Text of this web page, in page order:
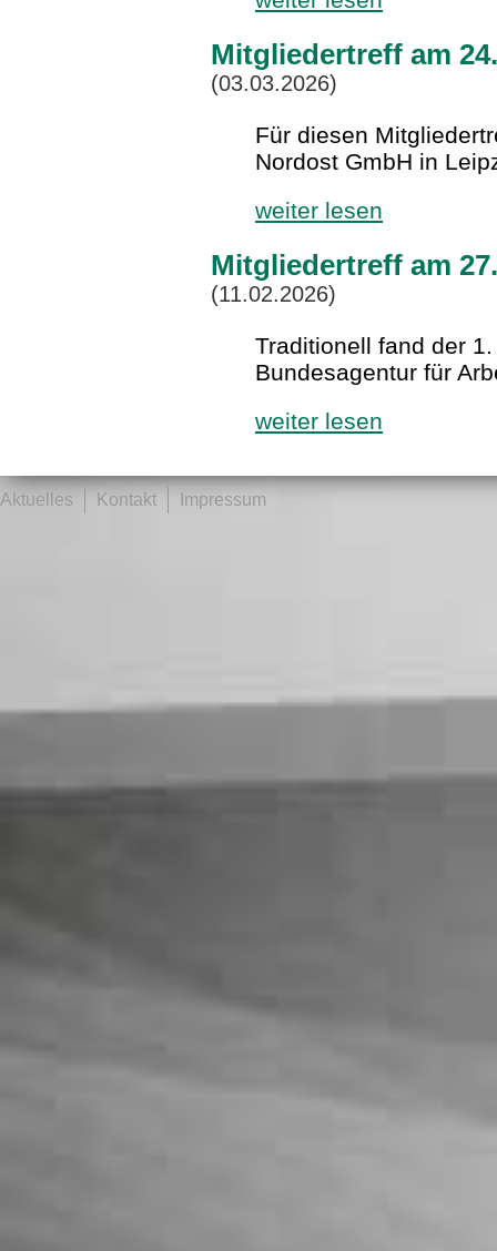
Mitgliedertreff am
(03.03.2026)
Für diesen
Nordost GmbH in
weiter lesen
Mitgliedertreff am
(11.02.2026)
Traditionell fand der
Bundesagentur für
weiter lesen
Aktuelles Kontakt Impressum